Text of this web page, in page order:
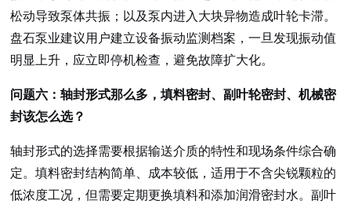
松动导致泵体共振；以及泵内进入大块异物造成叶轮卡滞。
盘石泵业建议用户建立设备振动监测档案，一旦发现振动值
明显上升，应立即停机检查，避免故障扩大化。
问题六：轴封形式那么多，填料密封、副叶轮密封、机械密
封该怎么选？
轴封形式的选择需要根据输送介质的特性和现场条件综合确
定。填料密封结构简单、成本较低，适用于不含尖锐颗粒的
低浓度工况，但需要定期更换填料和添加润滑密封水。副叶